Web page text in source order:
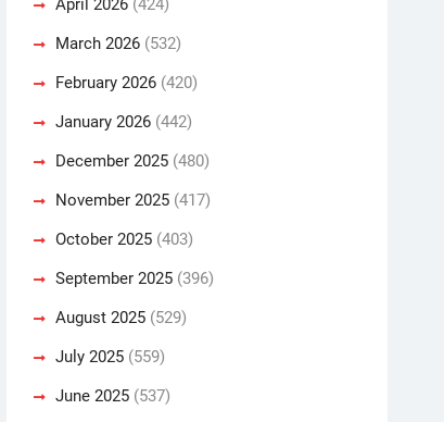
April 2026 (424)
March 2026 (532)
February 2026 (420)
January 2026 (442)
December 2025 (480)
November 2025 (417)
October 2025 (403)
September 2025 (396)
August 2025 (529)
July 2025 (559)
June 2025 (537)